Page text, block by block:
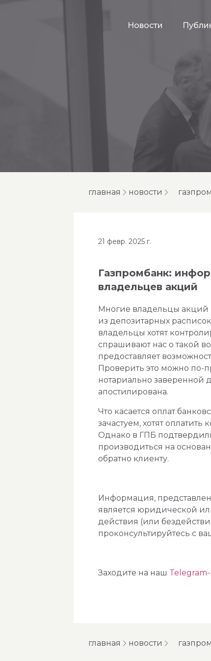
Новости
главная новости
21 февр. 2025 г.
Газпромбанк:
владельцев акций
Многие владельцы акций
из депозитарных
владельцы хотят
спрашивают нас о такой
предоставляет
Проверить это можно по-
нотариально заверенной
апостилирована.
Что касается оплат
зачастуем, хотят
Однако в ГПБ
производиться на
обратно клиенту.
Информация,
является юридической
действия (или
проконсультируйтесь с
Заходите на наш
главная новости